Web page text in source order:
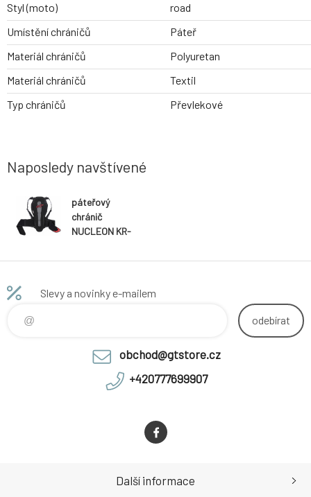
Styl (moto)
road
Umístění chráničů
Páteř
Materiál chráničů
Polyuretan
Materiál chráničů
Textil
Typ chráničů
Převlekové
Naposledy navštívené
páteřový
chránič
NUCLEON KR-
ALPINESTARS
2026
Slevy a novinky e-mailem
odebírat
obchod@gtstore.cz
+420777699907
Další informace